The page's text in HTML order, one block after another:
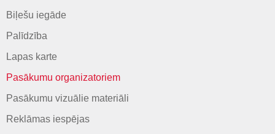
Biļešu iegāde
Palīdzība
Lapas karte
Pasākumu organizatoriem
Pasākumu vizuālie materiāli
Reklāmas iespējas